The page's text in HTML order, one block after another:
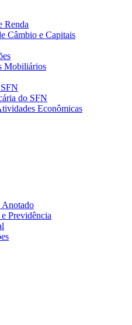
Renda
Câmbio e Capitais
Mobiliários
do SFN
Econômicas
Previdência